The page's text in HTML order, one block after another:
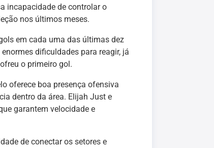
incapacidade de controlar o
nos últimos meses.
em cada uma das últimas dez
dificuldades para reagir, já
o primeiro gol.
oferece boa presença ofensiva
dentro da área. Elijah Just e
garantem velocidade e
de conectar os setores e